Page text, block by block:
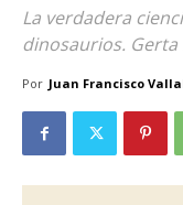
La verdadera
dinosaurios. Gerta
Por Juan Francisco